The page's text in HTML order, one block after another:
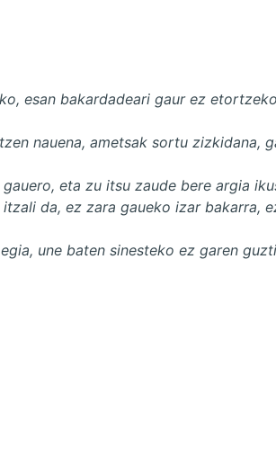
esan bakardadeari gaur ez
nauena, ametsak sortu zizkidana,
eta zu itsu zaude bere argia
da, ez zara gaueko izar bakarra,
une baten sinesteko ez garen